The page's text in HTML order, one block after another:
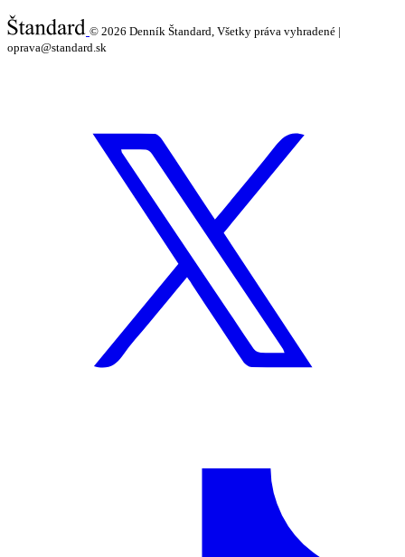
© 2026 Denník Štandard, Všetky práva vyhradené |
oprava@standard.sk